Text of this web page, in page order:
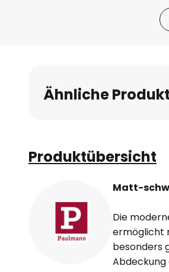
Bildgalerie
springen
Ähnliche
Produktübersicht
Matt-
Die
ermöglicht
besonders
Abdeckung